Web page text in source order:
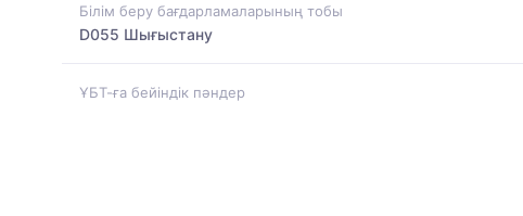
Білім беру бағдарламаларының тобы
D055 Шығыстану
ҰБТ-ға бейіндік пәндер